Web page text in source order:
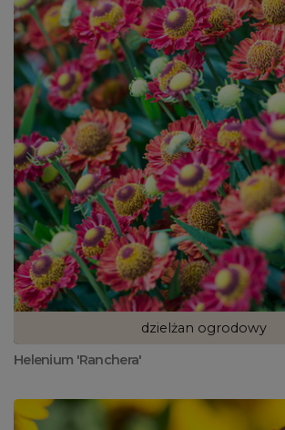
dzielżan ogrodowy
Helenium 'Ranchera'